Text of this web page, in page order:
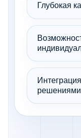
Глубокая
решениями